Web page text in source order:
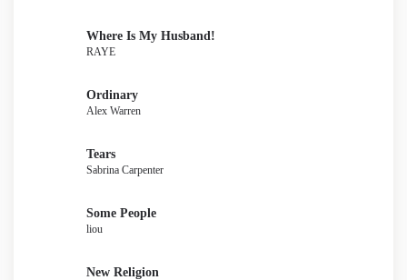
Where Is My Husband!
RAYE
Ordinary
Alex Warren
Tears
Sabrina Carpenter
Some People
liou
New Religion